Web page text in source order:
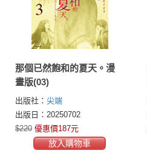
那個已然飽和的夏天。漫
畫版(03)
出版社： 尖端
出版日：20250702
$220 優惠價187元
放入購物車